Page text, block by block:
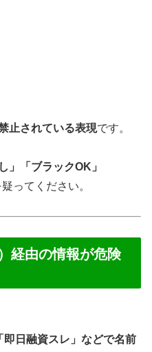
止されている表現です。
」「ブラックOK」
ってください。
経由の情報が危険
日融資スレ」などで名前